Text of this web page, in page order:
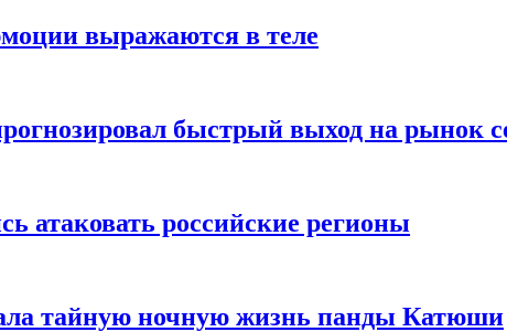
выражаются в теле
быстрый выход на рынок
атаковать российские регионы
тайную ночную жизнь панды Катюши